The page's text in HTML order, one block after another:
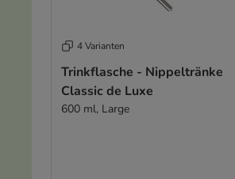
4 Varianten
Trinkflasche - Nippeltränke
Classic de Luxe
600 ml, Large